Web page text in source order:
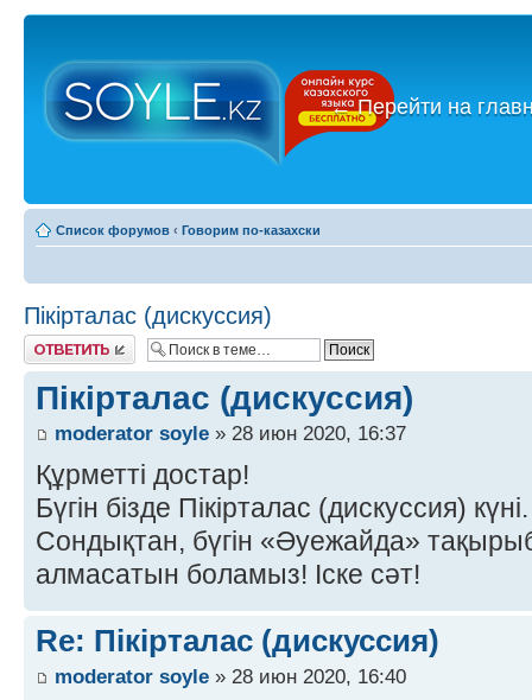
←Перейти на
Список форумов ‹ Говорим по-казахски
Пікірталас (дискуссия)
Ответить
Пікірталас (дискуссия)
moderator soyle » 28 июн 2020, 16:37
Құрметті достар!
Бүгін бізде Пікірталас (дискуссия) күні.
Сондықтан, бүгін «Әуежайда»
алмасатын боламыз! Іске сәт!
Re: Пікірталас (дискуссия)
moderator soyle » 28 июн 2020, 16:40